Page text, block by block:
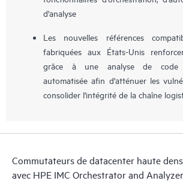
d'analyse
Les nouvelles références
fabriquées aux États-Unis
grâce à une analyse de code
automatisée afin d'atténuer les
consolider l'intégrité de la chaîne
Commutateurs de datacenter haute
avec HPE IMC Orchestrator and Analyzer